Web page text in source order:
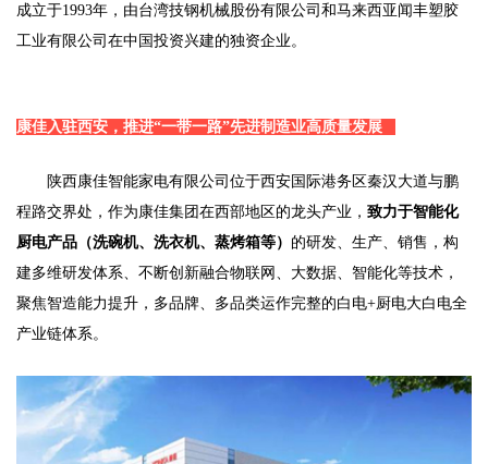
成立于1993年，由台湾技钢机械股份有限公司和马来西亚闻丰塑胶
工业有限公司在中国投资兴建的独资企业。
康佳入驻西安，推进“一带一路”先进制造业高质量发展
陕西康佳智能家电有限公司位于西安国际港务区秦汉大道与鹏
程路交界处，作为康佳集团在西部地区的龙头产业， 致力于智能化
厨电产品（洗碗机、洗衣机、蒸烤箱等） 的研发、生产、销售，构
建多维研发体系、不断创新融合物联网、大数据、智能化等技术，
聚焦智造能力提升，多品牌、多品类运作完整的白电+厨电大白电全
产业链体系。